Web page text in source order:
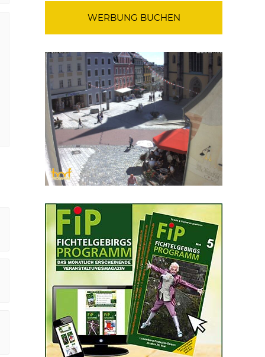
WERBUNG BUCHEN